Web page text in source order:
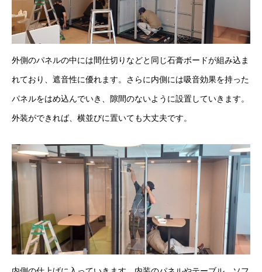
外側のパネルの中には間仕切りなどと同じ石膏ボードが組み込ま
れており、遮音性に優れます。さらに内側には吸音効果を持った
パネルをはめ込んでいき、隙間のないように設置していきます。
外装ができれば、横並びに置いても大丈夫です。